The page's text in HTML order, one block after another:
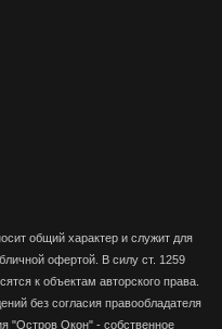
общий характер и служит для
офертой. В силу ст. 1259
к объектам авторского права.
без согласия правообладателя
"Остров Окон" - собственное